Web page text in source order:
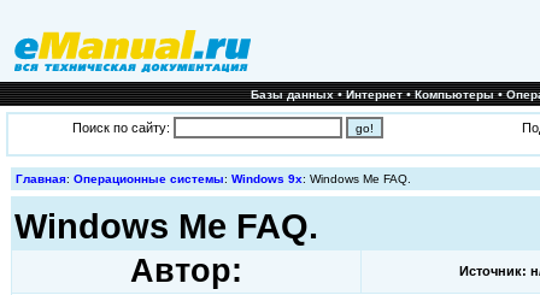
Базы данных•Интернет•Компьютеры•
Поиск по сайту:
Главная: Операционные системы: Windows 9x: Windows Me FAQ.
Windows Me FAQ.
Автор: Источник: